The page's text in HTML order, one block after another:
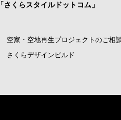
「さくらスタイルドットコム」
空家・空地再生プロジェクトのご相
さくらデザインビルド